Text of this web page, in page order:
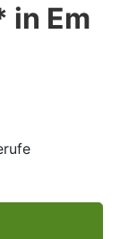
in Em